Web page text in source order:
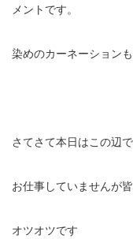
メントです。
染めのカーネーション
さてさて本日はこの辺で
お仕事していませんが
オツオツです